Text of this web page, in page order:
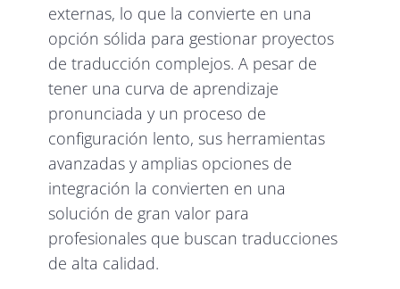
externas, lo que la convierte en una
opción sólida para gestionar proyectos
de traducción complejos. A pesar de
tener una curva de aprendizaje
pronunciada y un proceso de
configuración lento, sus herramientas
avanzadas y amplias opciones de
integración la convierten en una
solución de gran valor para
profesionales que buscan traducciones
de alta calidad.